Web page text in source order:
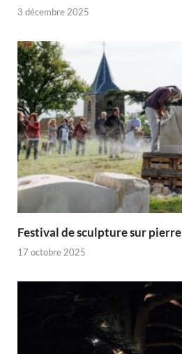
3 décembre 2025
Festival de sculpture sur pierre
17 octobre 2025